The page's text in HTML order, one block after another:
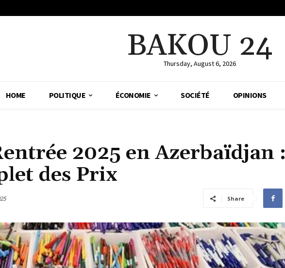
BAKOU 24
Thursday, August 6, 2026
HOME POLITIQUE ÉCONOMIE SOCIÉTÉ OPINIONS
2025 en Azerbaïdjan :
des Prix
Share